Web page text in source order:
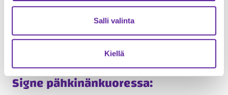
Salli valinta
Kiellä
tason ympäristösertifikaattia, A-tason
energialuokitusta ja Gold-tason WELL-
sertifikaattia. Tämä varmistaa, että työympäristö
Signe pähkinänkuoressa: